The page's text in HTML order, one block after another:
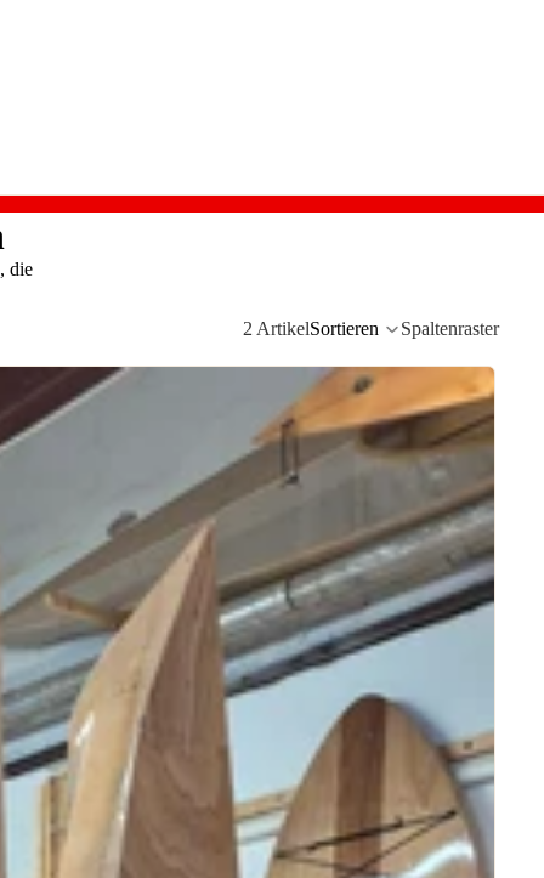
die
2 ArtikelSortieren Spaltenraster